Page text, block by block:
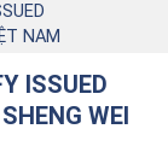
NAM
ISSUED
WEI